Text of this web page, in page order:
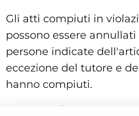
Gli atti compiuti in
possono essere
persone indicate
eccezione del tutore e
hanno compiuti.
Il tutore e il protutore